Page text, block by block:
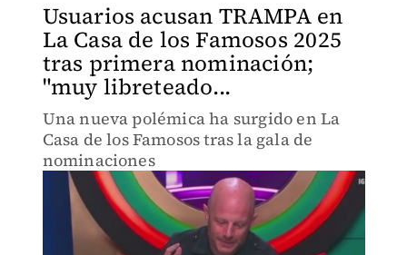
Usuarios acusan TRAMPA en
La Casa de los Famosos 2025
tras primera nominación;
"muy libreteado...
Una nueva polémica ha surgido en La
Casa de los Famosos tras la gala de
nominaciones